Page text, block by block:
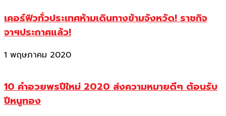
เคอร์ฟิวทั่วประเทศห้ามเดินทางข้ามจังหวัด! ราชกิจ
จาฯประกาศแล้ว!
1 พฤษภาคม 2020
10 คำอวยพรปีใหม่ 2020 ส่งความหมายดีๆ ต้อนรับ
ปีหนูทอง